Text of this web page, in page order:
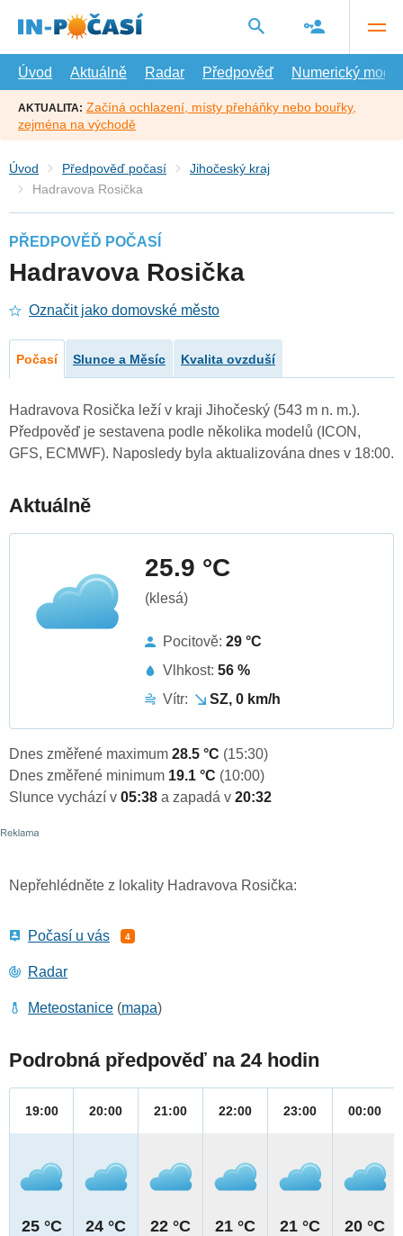
hlavní
Úvod
Aktuálně Radar Předpověď Numerický model
AKTUALITA: Začíná ochlazení, místy přeháňky nebo bouřky,
zejména na východě
Úvod Předpověď počasí
Jihočeský kraj
Hadravova Rosička
PŘEDPOVĚĎ POČASÍ
Hadravova Rosička
Označit jako domovské město
Počasí Slunce a Měsíc Kvalita ovzduší
Hadravova Rosička leží v kraji Jihočeský (543 m n. m.).
Předpověď je sestavena podle několika modelů (ICON,
GFS, ECMWF). Naposledy byla aktualizována dnes v 18:00.
Aktuálně
25.9 °C
(klesá)
Pocitově: 29 °C
Vlhkost: 56 %
Vítr:
SZ, 0 km/h
Dnes změřené maximum 28.5 °C (15:30)
Dnes změřené minimum 19.1 °C (10:00)
Slunce vychází v 05:38 a zapadá v 20:32
Nepřehlédněte z lokality Hadravova Rosička:
Počasí u vás 4
Radar
Meteostanice (mapa)
Podrobná předpověď na 24 hodin
19:00
25 °C
20:00
24 °C
21:00
22 °C
22:00
21 °C
23:00
21 °C
00:00
20 °C